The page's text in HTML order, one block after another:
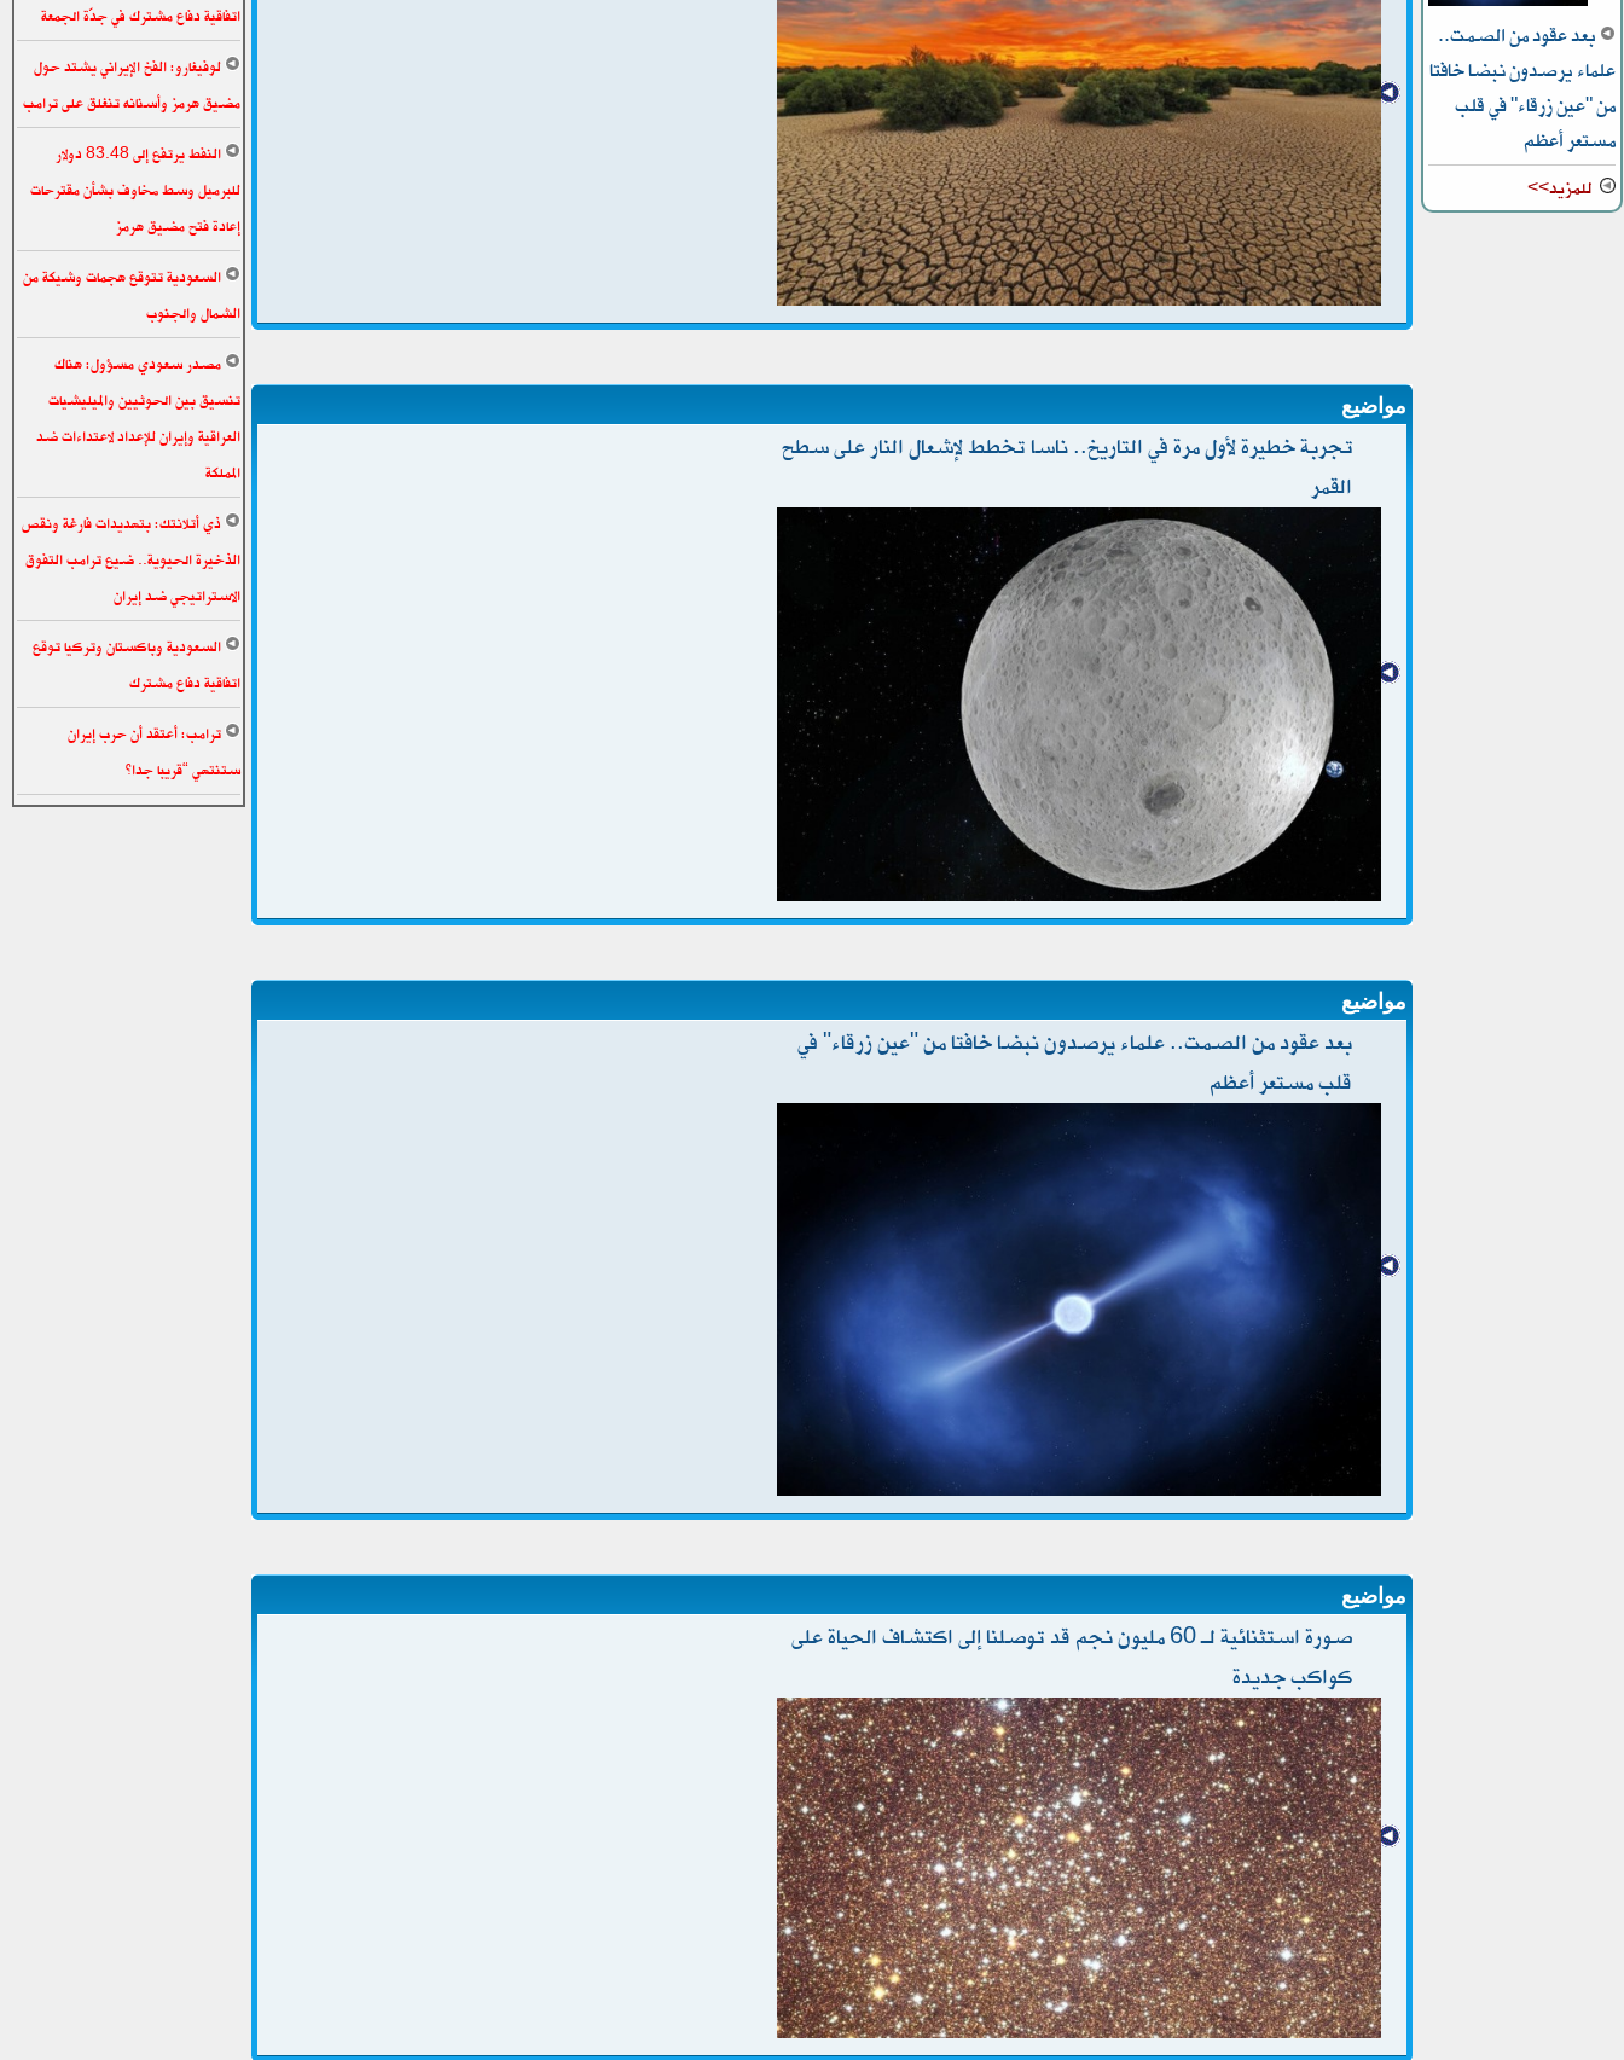
بعد عقود من الصمت..
علماء يرصدون نبضا خافتا
من "عين زرقاء" في قلب
مستعر أعظم
للمزيد>>
مواضيع
تجربة خطيرة لأول مرة في التاريخ.. ناسا تخطط ﻹشعال النار على سطح
القمر
مواضيع
بعد عقود من الصمت.. علماء يرصدون نبضا خافتا من "عين زرقاء" في
قلب مستعر أعظم
مواضيع
صورة استثنائية لـ 60 مليون نجم قد توصلنا إلى اكتشاف الحياة على
كواكب جديدة
اتفاقية دفاع مشترك في جدّة الجمعة
لوفيغارو: الفخ الإيراني يشتد حول
مضيق هرمز وأسنانه تنغلق على ترامب
النفط يرتفع إلى 83.48 دولار
للبرميل وسط مخاوف بشأن مقترحات
إعادة فتح مضيق هرمز
السعودية تتوقع هجمات وشيكة من
الشمال والجنوب
مصدر سعودي مسؤول: هناك
تنسيق بين الحوثيين والميليشيات
العراقية وإيران للإعداد لاعتداءات ضد
المملكة
ذي أتلانتك: بتهديدات فارغة ونقص
الذخيرة الحيوية.. ضيع ترامب التفوق
الاستراتيجي ضد إيران
السعودية وباكستان وتركيا توقع
اتفاقية دفاع مشترك
ترامب: أعتقد أن حرب إيران
ستنتهي “قريبا جدا”